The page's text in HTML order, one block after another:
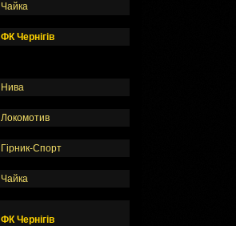
Чайка
ФК Чернігів
Нива
Локомотив
Гірник-Спорт
Чайка
ФК Чернігів